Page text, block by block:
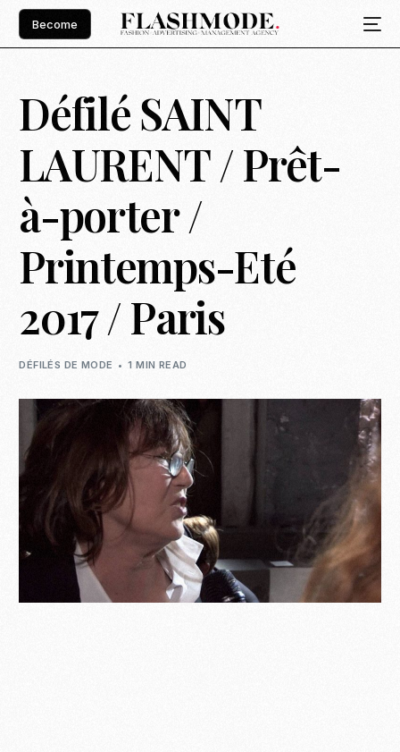
Become
Défilé SAINT
LAURENT / Prêt-
à-porter /
Printemps-Eté
2017 / Paris
DÉFILÉS DE MODE 1 MIN READ